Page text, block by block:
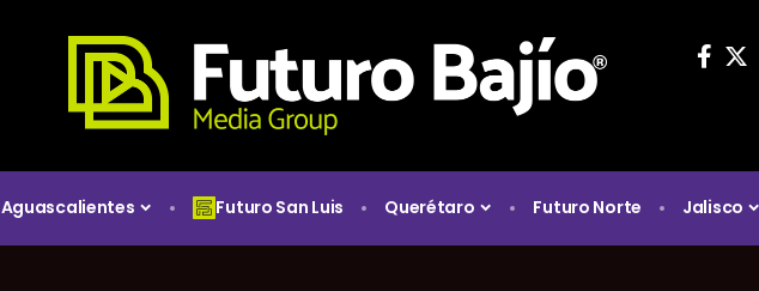
Aguascalientes Futuro San Luis Querétaro Futuro Norte Jalisco